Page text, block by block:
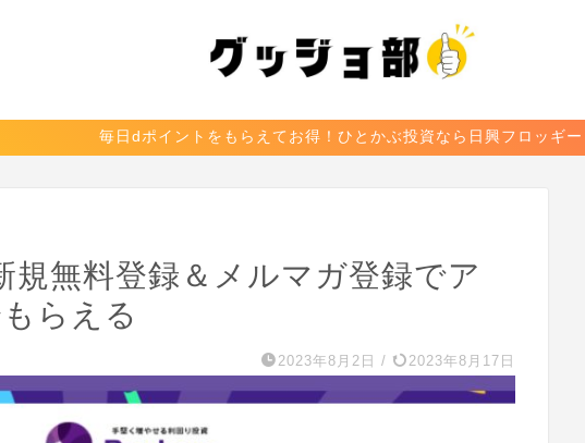
毎日dポイントをもらえてお得！ひとかぶ投資なら日興フロッギー
規無料登録＆メルマガ登録でア
らえる
2023年8月2日 / 2023年8月17日